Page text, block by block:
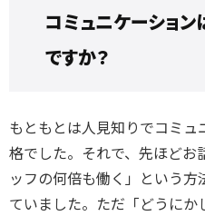
コミュニケーショ
ですか？
もともとは人見知りでコミ
格でした。それで、先ほどお
ッフの何倍も働く」という
ていました。ただ「どうに